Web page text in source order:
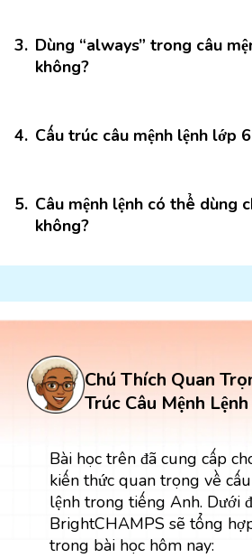
3. Dùng “always” trong câu
không?
4. Cấu trúc câu mệnh lệnh lớp
5. Câu mệnh lệnh có thể dùng
không?
Chú Thích Quan
Trúc Câu Mệnh Lệnh
Bài học trên đã cung cấp
kiến thức quan trọng về
lệnh trong tiếng Anh. Dưới
BrightCHAMPS sẽ tổng
trong bài học hôm nay: